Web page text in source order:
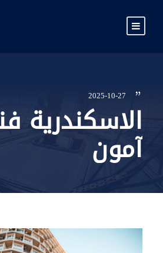
2025-10-27
الاسكندرية
آمون